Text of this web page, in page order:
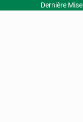
Dernière